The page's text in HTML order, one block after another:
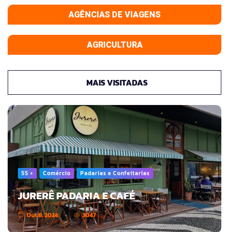
AGÊNCIAS DE VIAGENS
AGRICULTURA
MAIS VISITADAS
55 + Comércio Padarias e Confeitarias
JURERÊ PADARIA E CAFÉ
Out 8, 2024 3047